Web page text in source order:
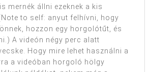
mernék állni ezeknek a kis
to self: anyut felhívni, hogy
hozzon egy horgolótűt, és
A videón négy perc alatt
Hogy mire lehet használni a
a videóban horgoló hölgy